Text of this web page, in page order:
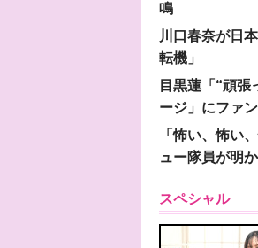
鳴
川口春奈が日
転機」
目黒蓮「“頑
ージ」にファ
「怖い、怖い
ュー隊員が明
スペシャル